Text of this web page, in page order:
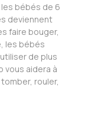
bébés de 6
deviennent
faire bouger,
les bébés
de plus
vous aidera à
rouler,